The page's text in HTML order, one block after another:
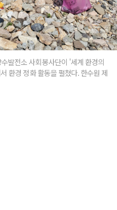
발전소 사회봉사단이 '세계 환경의
환경 정화 활동을 펼쳤다. 한수원 제